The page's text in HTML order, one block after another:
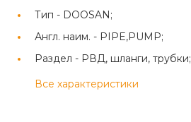
Тип - DOOSAN;
Англ. наим. - PIPE,PUMP;
Раздел - РВД, шланги, трубки;
Все характеристики